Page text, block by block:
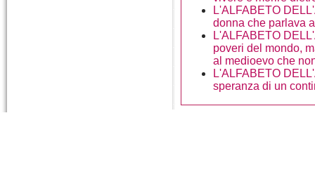
L'ALFABETO
donna che parlava
L'ALFABETO
poveri del mondo,
al medioevo che
L'ALFABETO
speranza di un